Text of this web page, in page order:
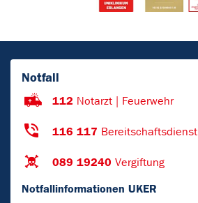
Notfall
112 Notarzt | Feuerwehr
116 117 Bereitschaftsdienst
089 19240 Vergiftung
Notfallinformationen UKER